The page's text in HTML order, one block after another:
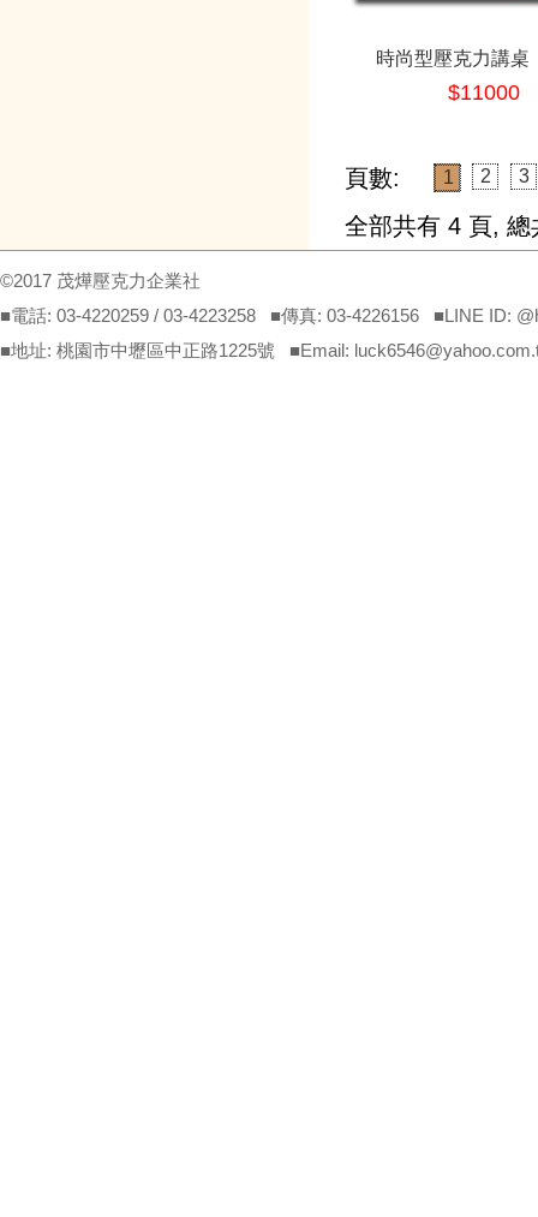
時尚型壓克力講桌
$11000
頁數: 1 2 3
全部共有 4 頁,
©2017 茂燁壓克力企業社
■電話: 03-4220259 / 03-4223258 ■傳真: 03-4226156 ■LINE ID:
■地址: 桃園市中壢區中正路1225號 ■Email: